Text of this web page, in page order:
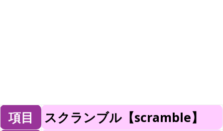
項目 スクランブル【scramble】